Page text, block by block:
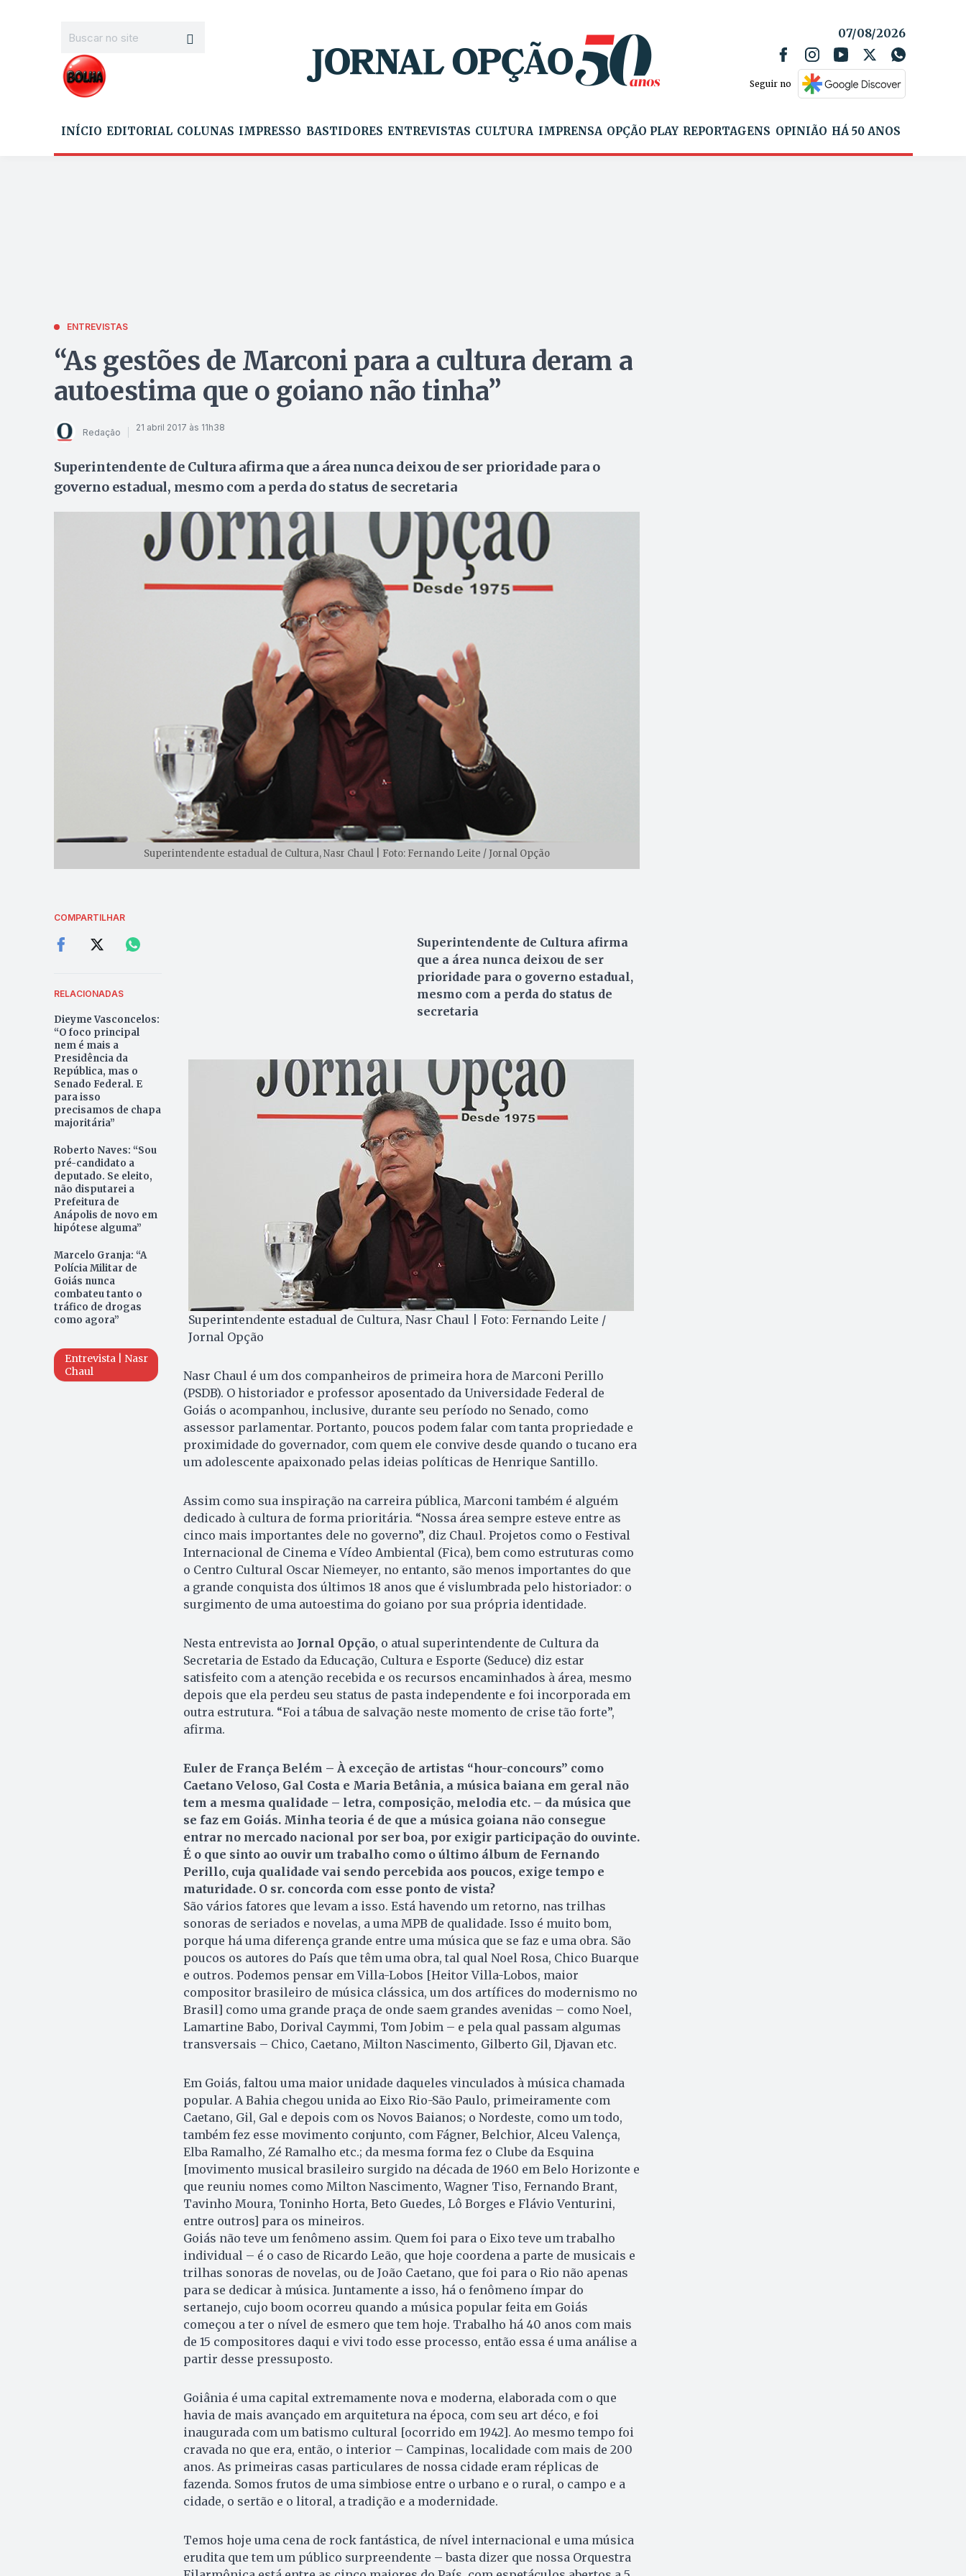
07/08/2026
Seguir no
INÍCIO EDITORIAL COLUNAS IMPRESSO BASTIDORES ENTREVISTAS CULTURA IMPRENSA OPÇÃO PLAY REPORTAGENS OPINIÃO HÁ 50 ANOS
ENTREVISTAS
“As gestões de Marconi para a cultura deram a
autoestima que o goiano não tinha”
Redação 21 abril 2017 às 11h38
Superintendente de Cultura afirma que a área nunca deixou de ser prioridade para o
governo estadual, mesmo com a perda do status de secretaria
Superintendente estadual de Cultura, Nasr Chaul | Foto: Fernando Leite / Jornal Opção
COMPARTILHAR
RELACIONADAS
Dieyme Vasconcelos:
“O foco principal
nem é mais a
Presidência da
República, mas o
Senado Federal. E
para isso
precisamos de chapa
majoritária”
Roberto Naves: “Sou
pré-candidato a
deputado. Se eleito,
não disputarei a
Prefeitura de
Anápolis de novo em
hipótese alguma”
Marcelo Granja: “A
Polícia Militar de
Goiás nunca
combateu tanto o
tráfico de drogas
como agora”
Entrevista | Nasr
Chaul
Superintendente de Cultura afirma
que a área nunca deixou de ser
prioridade para o governo estadual,
mesmo com a perda do status de
secretaria
Superintendente estadual de Cultura, Nasr Chaul | Foto: Fernando Leite /
Jornal Opção
Nasr Chaul é um dos companheiros de primeira hora de Marconi Perillo
(PSDB). O historiador e professor aposentado da Uni­ver­sidade Federal de
Goiás o acompanhou, inclusive, durante seu período no Senado, como
assessor parlamentar. Portanto, poucos podem falar com tanta propriedade e
proximidade do governador, com quem ele convive desde quando o tucano era
um adolescente apaixonado pelas ideias políticas de Henrique Santillo.
Assim como sua inspiração na carreira pública, Marconi também é alguém
dedicado à cultura de forma prioritária. “Nossa área sempre esteve entre as
cinco mais importantes dele no governo”, diz Chaul. Projetos como o Festival
Internacional de Cinema e Vídeo Ambiental (Fica), bem como estruturas como
o Centro Cultural Oscar Niemeyer, no entanto, são menos importantes do que
a grande conquista dos últimos 18 anos que é vislumbrada pelo historiador: o
surgimento de uma autoestima do goiano por sua própria identidade.
Nesta entrevista ao Jornal Opção, o atual superintendente de Cultura da
Secretaria de Estado da Educação, Cultura e Esporte (Seduce) diz estar
satisfeito com a atenção recebida e os recursos encaminhados à área, mesmo
depois que ela perdeu seu status de pasta independente e foi incorporada em
outra estrutura. “Foi a tábua de salvação neste momento de crise tão forte”,
afirma.
Euler de França Belém – À exceção de artistas “hour-concours” como
Caetano Veloso, Gal Costa e Maria Be­tânia, a música baiana em geral não
tem a mesma qualidade – letra, composição, melodia etc. – da música que
se faz em Goiás. Minha teoria é de que a música goiana não consegue
entrar no mercado nacional por ser boa, por exigir participação do ouvinte.
É o que sinto ao ouvir um trabalho como o último álbum de Fernando
Perillo, cuja qualidade vai sendo percebida aos poucos, exige tempo e
maturidade. O sr. concorda com esse ponto de vista?
São vários fatores que levam a isso. Está havendo um retorno, nas trilhas
sonoras de seriados e novelas, a uma MPB de qualidade. Isso é muito bom,
porque há uma diferença grande entre uma música que se faz e uma obra. São
poucos os autores do País que têm uma obra, tal qual Noel Rosa, Chico Buarque
e outros. Podemos pensar em Villa-Lobos [Heitor Villa-Lobos, maior
compositor brasileiro de música clássica, um dos artífices do modernismo no
Brasil] como uma grande praça de onde saem grandes avenidas – como Noel,
Lamartine Babo, Do­rival Caymmi, Tom Jobim – e pela qual passam algumas
transversais – Chico, Caetano, Milton Nascimento, Gilberto Gil, Djavan etc.
Em Goiás, faltou uma maior unidade daqueles vinculados à música chamada
popular. A Bahia chegou unida ao Eixo Rio-São Paulo, primeiramente com
Caetano, Gil, Gal e depois com os Novos Baianos; o Nordeste, como um todo,
também fez esse movimento conjunto, com Fágner, Belchior, Alceu Valença,
Elba Ramalho, Zé Ramalho etc.; da mesma forma fez o Clube da Esquina
[movimento musical brasileiro surgido na década de 1960 em Belo Horizonte e
que reuniu nomes como Milton Nasci­men­to, Wagner Tiso, Fernando Brant,
Tavinho Moura, Toninho Horta, Beto Gue­des, Lô Borges e Flávio Venturini,
entre outros] para os mineiros.
Goiás não teve um fenômeno assim. Quem foi para o Eixo teve um trabalho
individual – é o caso de Ricardo Leão, que hoje coordena a parte de musicais e
trilhas sonoras de novelas, ou de João Caetano, que foi para o Rio não apenas
para se dedicar à música. Juntamente a isso, há o fenômeno ímpar do
sertanejo, cujo boom ocorreu quando a música popular feita em Goiás
começou a ter o nível de esmero que tem hoje. Trabalho há 40 anos com mais
de 15 compositores daqui e vivi todo esse processo, então essa é uma análise a
partir desse pressuposto.
Goiânia é uma capital extremamente nova e moderna, elaborada com o que
havia de mais avançado em arquitetura na época, com seu art déco, e foi
inaugurada com um batismo cultural [ocorrido em 1942]. Ao mesmo tempo foi
cravada no que era, então, o interior – Campinas, localidade com mais de 200
anos. As primeiras casas particulares de nossa cidade eram réplicas de
fazenda. Somos frutos de uma simbiose entre o urbano e o rural, o campo e a
cidade, o sertão e o litoral, a tradição e a modernidade.
Temos hoje uma cena de rock fantástica, de nível internacional e uma música
erudita que tem um público surpreendente – basta dizer que nossa Orquestra